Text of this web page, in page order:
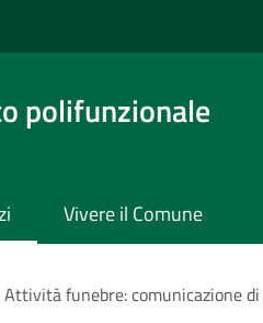
polifunzionale
Vivere il Comune
Attività funebre: comunicazione